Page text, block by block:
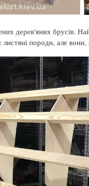
дерев'яних брусів.
породи, але